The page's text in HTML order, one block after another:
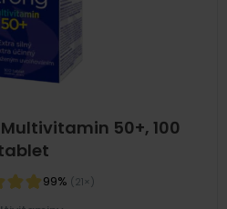
50+, 100
99% (21×)